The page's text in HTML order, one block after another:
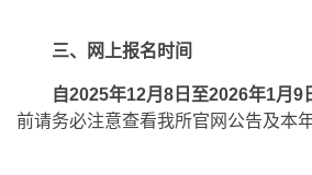
三、网上报名时间
自2025年12月8日至2026年1月9
前请务必注意查看我所官网公告及本